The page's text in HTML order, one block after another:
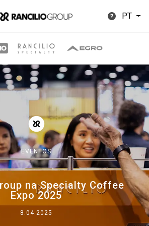
PT
EVENTOS
na Specialty Coffee
Expo 2025
8.04.2025
Descarregar